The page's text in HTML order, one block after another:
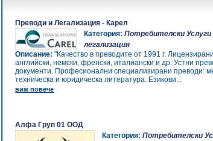
Преводи и Легализация - Карел
Категория: Потребителски Услуги
легализация
Описание: "Качество в преводите от 1991 г.
английски, немски, френски, италиански и др. Устни
документи. Професионални специализирани преводи:
техническа и юридическа литература. Езикови...
виж повече
Алфа Груп 01 ООД
Категория: Потребителски